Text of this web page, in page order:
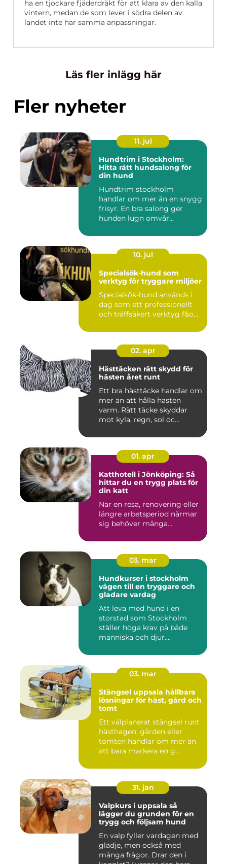
ha en tjockare fjäderdräkt för att klara av den kalla
vintern, medan de som lever i södra delen av
landet inte har samma anpassningar.
Läs fler inlägg här
Fler nyheter
11. jul
Hundtrim i Stockholm:
Hitta rätt hundsalong för
din hund
Hundtrim stockholm
handlar om mer än en snygg
frisyr. En bra salong ger
hunden lugn omvår...
10. jul
Specialsök-hund som
verktyg för tryggare miljöer
Specialsök-hund används i
dag som ett professionellt
och träffsäkert verktyg f&o...
02. apr
Hästtäcken rätt skydd för
hästen året runt
Ett bra hästtäcke handlar om
mer än att hålla hästen
varm. Rätt täcke skyddar
mot kyla, regn, sol oc...
01. apr
Katthotell i Jönköping: Så
hittar du en trygg plats för
din katt
När en resa, renovering eller
längre arbetsperiod närmar
sig behöver många...
03. mar
Hundkurser i stockholm
vägen till en tryggare och
gladare vardag
Att leva med hund i en
storstad som Stockholm
ställer höga krav på både
människa och djur.
03. mar
Stängsel uppsala hållbara
lösningar för häst, gård och
tomt
Ett välplanerat stängsel runt
hästhagen, gården eller
tomten handlar om mer än
att bara markera en g...
31. jan
Valpkurs i uppsala så
lägger du grunden för en
trygg och följsam hund
En valp fyller vardagen med
glädje, men också med
många frågor. Drar den i